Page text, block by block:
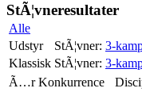
StÃ¦vneresultater
Alle
Udstyr
StÃ¦vner: 3-
Klassisk StÃ¦vner: 3-
Ã…r Konkurrence